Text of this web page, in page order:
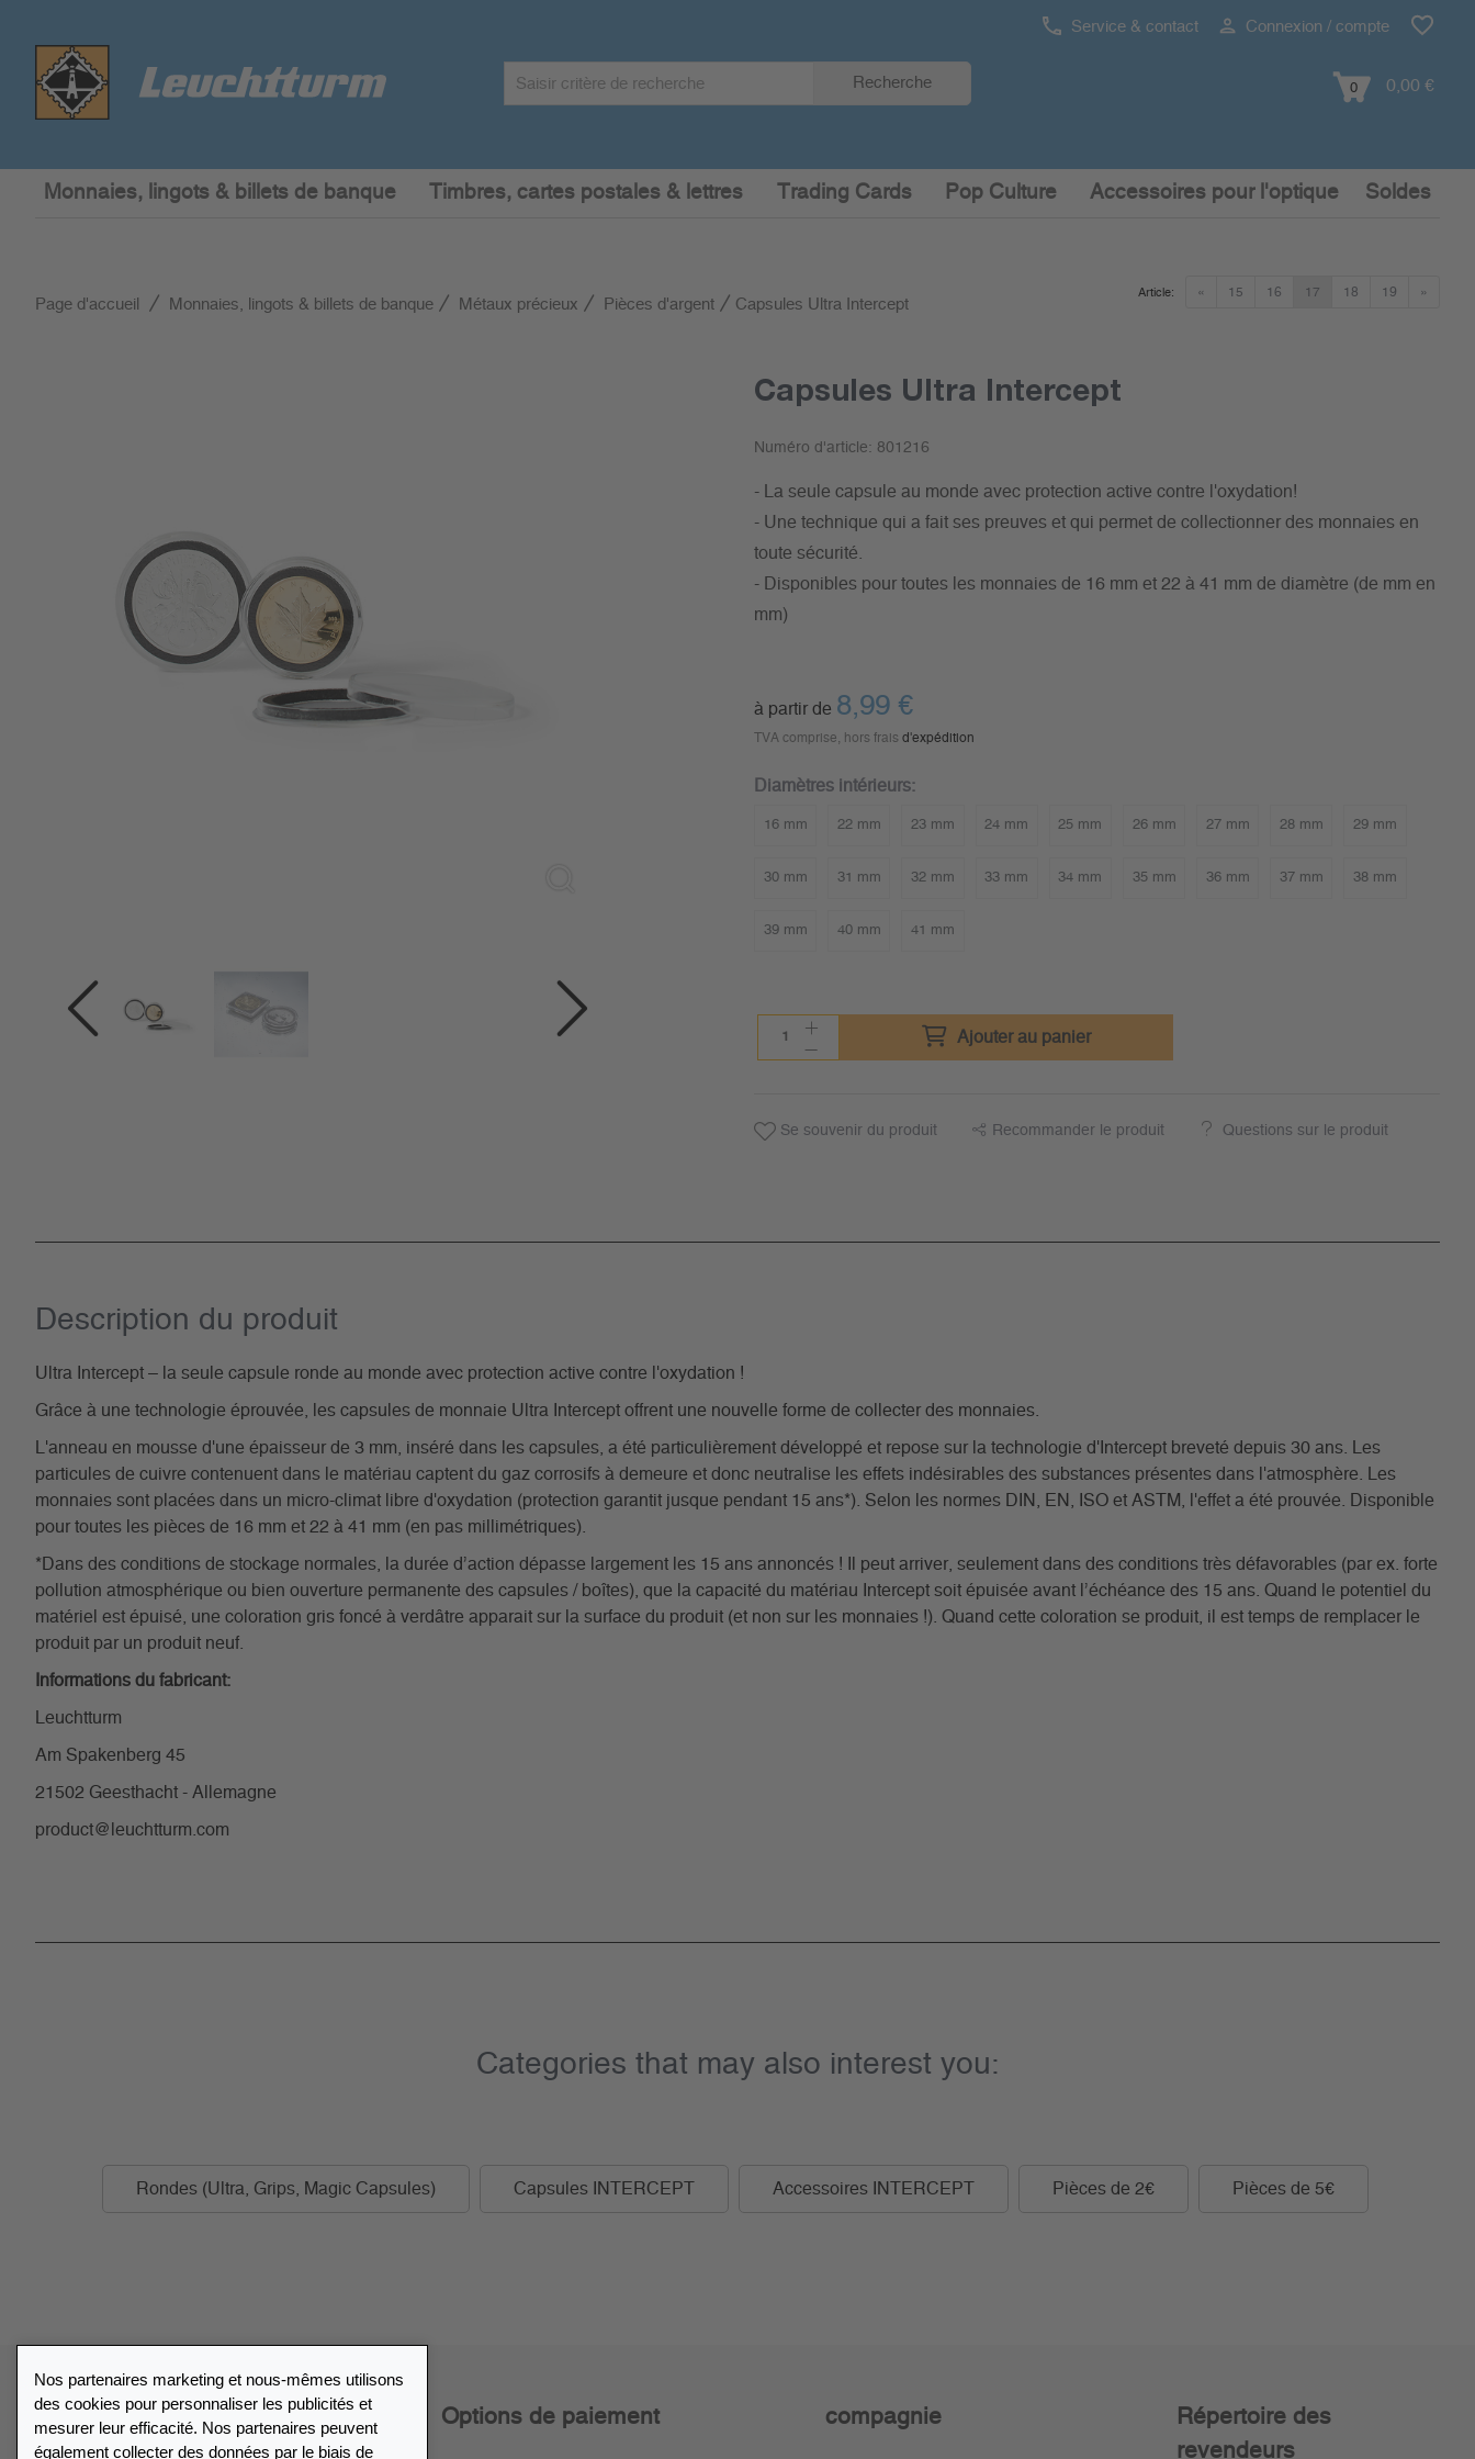
Service & contact Connexion / compte
Recherche 0 0,00 €
Monnaies, lingots & billets de banque Timbres, cartes postales & lettres Trading Cards Pop Culture Accessoires pour l'optique Soldes
Page d'accueil Monnaies, lingots & billets de banque Métaux précieux Pièces d'argent Capsules Ultra Intercept
« 15 16 17 18 19 »
Article:
Capsules Ultra Intercept
Numéro d'article: 801216
- La seule capsule au monde avec protection active contre l'oxydation!
- Une technique qui a fait ses preuves et qui permet de collectionner des monnaies en
toute sécurité.
- Disponibles pour toutes les monnaies de 16 mm et 22 à 41 mm de diamètre (de mm en
mm)
à partir de 8,99 €
TVA comprise, hors frais d'expédition
Diamètres intérieurs:
16 mm 22 mm 23 mm 24 mm 25 mm 26 mm 27 mm 28 mm 29 mm
30 mm 31 mm 32 mm 33 mm 34 mm 35 mm 36 mm 37 mm 38 mm
39 mm 40 mm 41 mm
Ajouter au panier
Se souvenir du produit Recommander le produit Questions sur le produit
Description du­ produit
Ultra Intercept – la seule capsule ronde au monde avec protection active contre l'oxydation !
Grâce à une technologie éprouvée, les capsules de monnaie Ultra Intercept offrent une nouvelle forme de collecter des monnaies.
L'anneau en mousse d'une épaisseur de 3 mm, inséré dans les capsules, a été particulièrement développé et repose sur la technologie d'Intercept breveté depuis 30 ans. Les
particules de cuivre contenuent dans le matériau captent du gaz corrosifs à demeure et donc neutralise les effets indésirables des substances présentes dans l'atmosphère. Les
monnaies sont placées dans un micro-climat libre d'oxydation (protection garantit jusque pendant 15 ans*). Selon les normes DIN, EN, ISO et ASTM, l'effet a été prouvée. Disponible
pour toutes les pièces de 16 mm et 22 à 41 mm (en pas millimétriques).
*Dans des conditions de stockage normales, la durée d’action dépasse largement les 15 ans annoncés ! Il peut arriver, seulement dans des conditions très défavorables (par ex. forte
pollution atmosphérique ou bien ouverture permanente des capsules / boîtes), que la capacité du matériau Intercept soit épuisée avant l’échéance des 15 ans. Quand le potentiel du
matériel est épuisé, une coloration gris foncé à verdâtre apparait sur la surface du produit (et non sur les monnaies !). Quand cette coloration se produit, il est temps de remplacer le
produit par un produit neuf.
Informations du fabricant:
Leuchtturm
Am Spakenberg 45
21502 Geesthacht - Allemagne
product@leuchtturm.com
Categories that may also interest you:
Rondes (Ultra, Grips, Magic Capsules) Capsules INTERCEPT Accessoires INTERCEPT Pièces de 2€ Pièces de 5€
Service Options de paiement compagnie
Répertoire des
revendeurs
Nos partenaires marketing et nous-mêmes utilisons
des cookies pour personnaliser les publicités et
mesurer leur efficacité. Nos partenaires peuvent
également collecter des données par le biais de